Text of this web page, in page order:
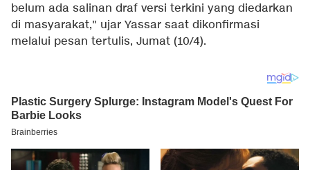
belum ada salinan draf versi terkini yang diedarkan
di masyarakat," ujar Yassar saat dikonfirmasi
melalui pesan tertulis, Jumat (10/4).